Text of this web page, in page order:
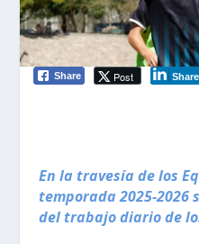
Share Post Share
En la travesía de los
temporada 2025-2026
del trabajo diario de